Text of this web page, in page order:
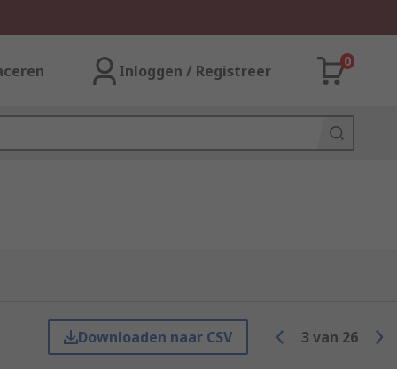
Inloggen / Registreer
0
Downloaden naar CSV 3 van 26